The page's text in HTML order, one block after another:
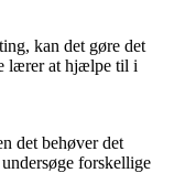
kan det gøre det
lærer at hjælpe til i
det behøver det
forskellige